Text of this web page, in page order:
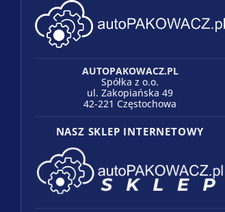
AUTOPAKOWACZ.PL
Spółka z o.o.
ul. Zakopiańska 49
42-221 Częstochowa
NASZ SKLEP INTERNETOWY